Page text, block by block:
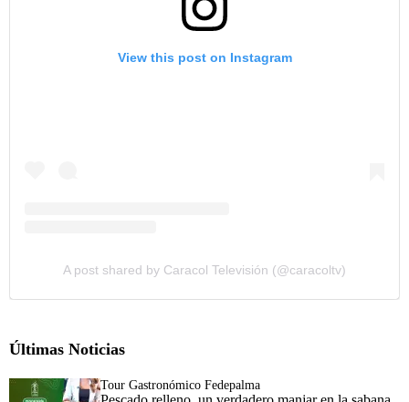
View this post on Instagram
A post shared by Caracol Televisión (@caracoltv)
Últimas Noticias
Tour Gastronómico Fedepalma